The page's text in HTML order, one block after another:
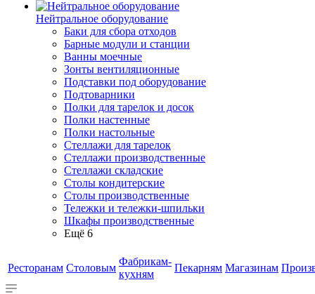
Нейтральное оборудование
Баки для сбора отходов
Барные модули и станции
Ванны моечные
Зонты вентиляционные
Подставки под оборудование
Подтоварники
Полки для тарелок и досок
Полки настенные
Полки настольные
Стеллажи для тарелок
Стеллажи производственные
Стеллажи складские
Столы кондитерские
Столы производственные
Тележки и тележки-шпильки
Шкафы производственные
Ещё 6
Ресторанам Столовым
Фабрикам-
кухням
Пекарням Магазинам